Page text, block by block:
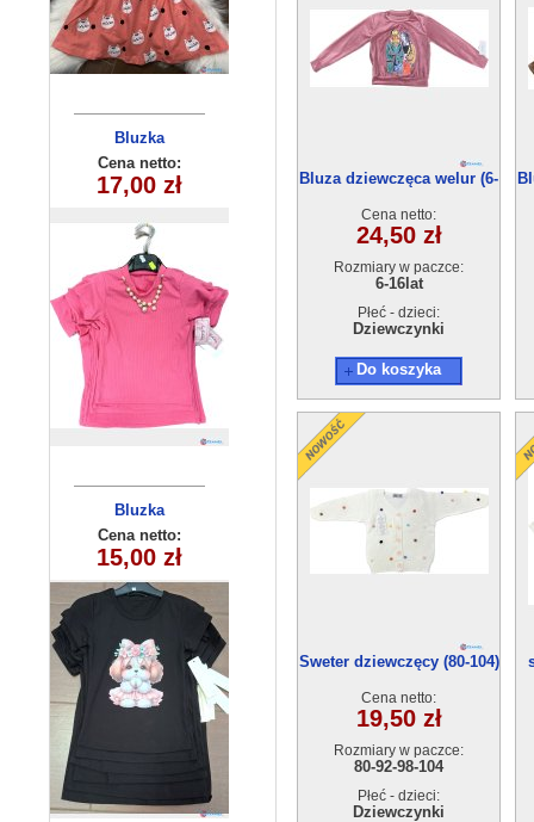
Bluzka
dziecieca
(6-16）6szt
Cena netto:
17,00 zł
Bluzka
dziewczęca
260625-41(6-16)
6szt
Cena netto:
15,00 zł
Bluzka
dziewczęca
270625-1(6-16)
6szt
Cena netto:
18,00 zł
Bluzka
dziewczęca
270625-1(6-16)
6szt
Cena netto:
18,00 zł
Bluza dziewczęca welur (6-
Cena netto:
24,50 zł
Rozmiary w paczce:
6-16lat
Płeć - dzieci:
Dziewczynki
Do koszyka
Sweter dziewczęcy (80-104)
Cena netto:
19,50 zł
Rozmiary w paczce:
80-92-98-104
Płeć - dzieci:
Dziewczynki